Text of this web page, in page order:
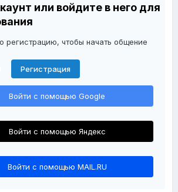
или войдите в него для
регистрацию, чтобы начать общение
Регистрация
Войти с помощью Google
Войти с помощью Яндекс
Войти с помощью MAIL.RU